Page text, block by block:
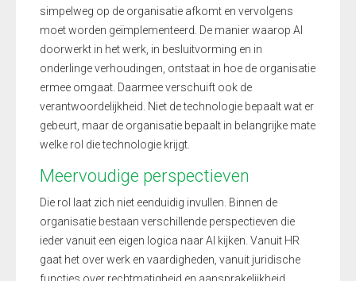
simpelweg op de organisatie afkomt en vervolgens
moet worden geïmplementeerd. De manier waarop AI
doorwerkt in het werk, in besluitvorming en in
onderlinge verhoudingen, ontstaat in hoe de organisatie
ermee omgaat. Daarmee verschuift ook de
verantwoordelijkheid. Niet de technologie bepaalt wat er
gebeurt, maar de organisatie bepaalt in belangrijke mate
welke rol die technologie krijgt.
Meervoudige perspectieven
Die rol laat zich niet eenduidig invullen. Binnen de
organisatie bestaan verschillende perspectieven die
ieder vanuit een eigen logica naar AI kijken. Vanuit HR
gaat het over werk en vaardigheden, vanuit juridische